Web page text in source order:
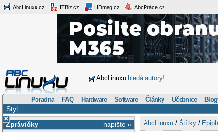
AbcLinuxu.cz ITBiz.cz HDmag.cz AbcPráce.cz
AbcLinuxu hledá autory!
Poradna FAQ Hardware Software Články Učebnice
Styl
×
napište »
Zprávičky
AbcLinuxu:/ Štítky/